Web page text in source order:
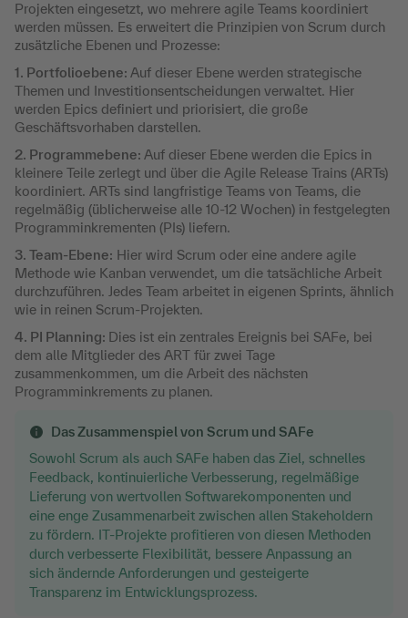
Projekten eingesetzt, wo mehrere agile Teams koordiniert
werden müssen. Es erweitert die Prinzipien von Scrum durch
zusätzliche Ebenen und Prozesse:
1. Portfolioebene: Auf dieser Ebene werden strategische
Themen und Investitionsentscheidungen verwaltet. Hier
werden Epics definiert und priorisiert, die große
Geschäftsvorhaben darstellen.
2. Programmebene: Auf dieser Ebene werden die Epics in
kleinere Teile zerlegt und über die Agile Release Trains (ARTs)
koordiniert. ARTs sind langfristige Teams von Teams, die
regelmäßig (üblicherweise alle 10-12 Wochen) in festgelegten
Programminkrementen (PIs) liefern.
3. Team-Ebene: Hier wird Scrum oder eine andere agile
Methode wie Kanban verwendet, um die tatsächliche Arbeit
durchzuführen. Jedes Team arbeitet in eigenen Sprints, ähnlich
wie in reinen Scrum-Projekten.
4. PI Planning: Dies ist ein zentrales Ereignis bei SAFe, bei
dem alle Mitglieder des ART für zwei Tage
zusammenkommen, um die Arbeit des nächsten
Programminkrements zu planen.
Das Zusammenspiel von Scrum und SAFe
Sowohl Scrum als auch SAFe haben das Ziel, schnelles
Feedback, kontinuierliche Verbesserung, regelmäßige
Lieferung von wertvollen Softwarekomponenten und
eine enge Zusammenarbeit zwischen allen Stakeholdern
zu fördern. IT-Projekte profitieren von diesen Methoden
durch verbesserte Flexibilität, bessere Anpassung an
sich ändernde Anforderungen und gesteigerte
Transparenz im Entwicklungsprozess.